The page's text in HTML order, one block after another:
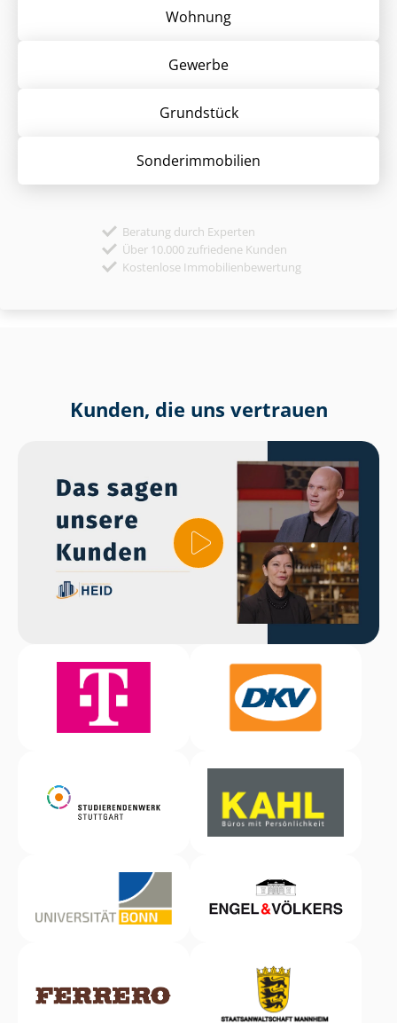
Wohnung
Gewerbe
Grund­stück
Sonder­immobilien
Beratung durch Experten
Über 10.000 zufriedene Kunden
Kostenlose Immobilienbewertung
Kunden, die uns vertrauen